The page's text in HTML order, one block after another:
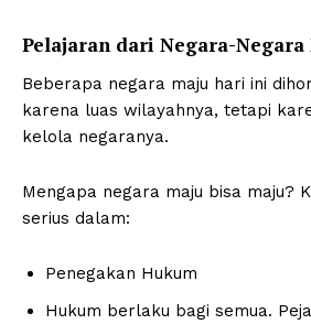
Pelajaran dari Negara-Negara
Beberapa negara maju hari ini
karena luas wilayahnya, tetapi
kelola negaranya.
Mengapa negara maju bisa maju?
serius dalam:
Penegakan Hukum
Hukum berlaku bagi semua.